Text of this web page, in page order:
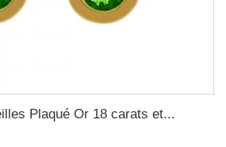
Plaqué Or 18 carats et...